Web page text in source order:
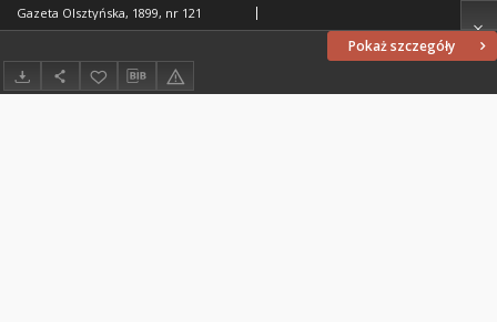
Pokaż szczegóły
Gazeta Olsztyńska, 1899, nr 121